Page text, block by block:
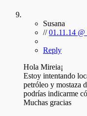
Susana
//01.11.14 @
Reply
Hola Mireia¡
Estoy intentando
petróleo y mostaza
podrías indicarme
Muchas gracias